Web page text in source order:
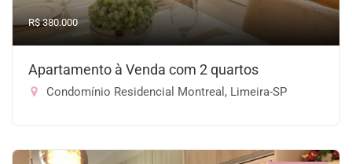
R$ 380.000
Apartamento à Venda com 2 quartos
Condomínio Residencial Montreal, Limeira-SP